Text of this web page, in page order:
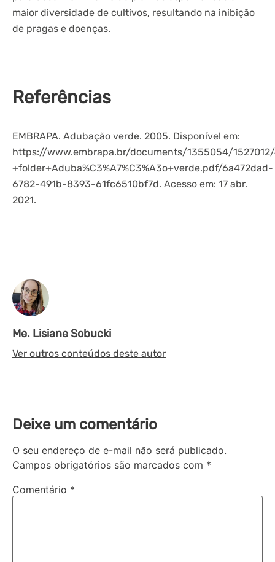
maior diversidade de cultivos, resultando na inibição
de pragas e doenças.
Referências
EMBRAPA. Adubação verde. 2005. Disponível em:
https://www.embrapa.br/documents/1355054/
+folder+Aduba%C3%A7%C3%A3o+verde.pdf/6a472dad-
6782-491b-8393-61fc6510bf7d. Acesso em: 17 abr.
2021.
Me. Lisiane Sobucki
Ver outros conteúdos deste autor
Deixe um comentário
O seu endereço de e-mail não será publicado.
Campos obrigatórios são marcados com *
Comentário *